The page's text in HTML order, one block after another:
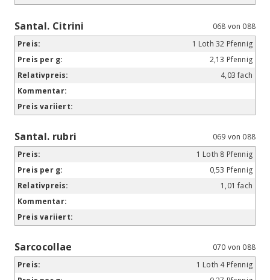
Santal. Citrini
068 von 088
1 Loth 32 Pfennig
2,13 Pfennig
4,03 fach
Santal. rubri
069 von 088
1 Loth 8 Pfennig
0,53 Pfennig
1,01 fach
Sarcocollae
070 von 088
1 Loth 4 Pfennig